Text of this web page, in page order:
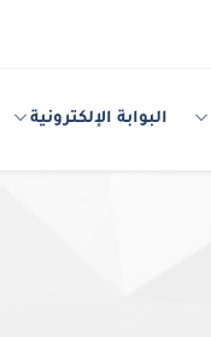
البوابة الإلكترونية